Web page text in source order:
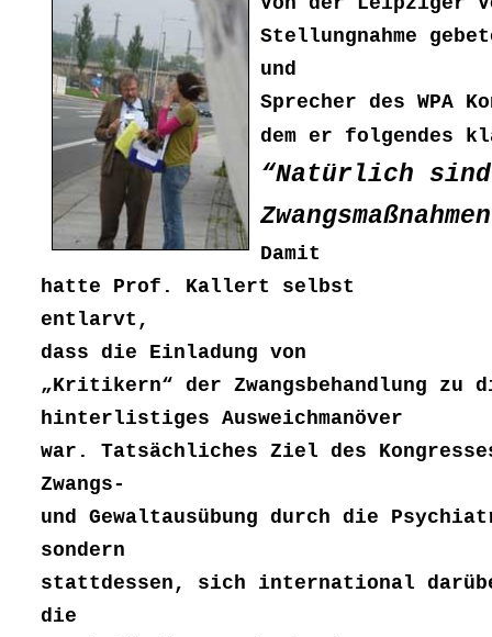
Stellungnahme
und
Sprecher des WPA
dem er folgendes
“Natürlich sind
Damit
hatte Prof. Kallert selbst
entlarvt,
dass die Einladung von
„Kritikern“ der Zwangsbehandlung zu
hinterlistiges Ausweichmanöver
war. Tatsächliches Ziel des
Zwangs-
und Gewaltausübung durch die
sondern
stattdessen, sich international
die